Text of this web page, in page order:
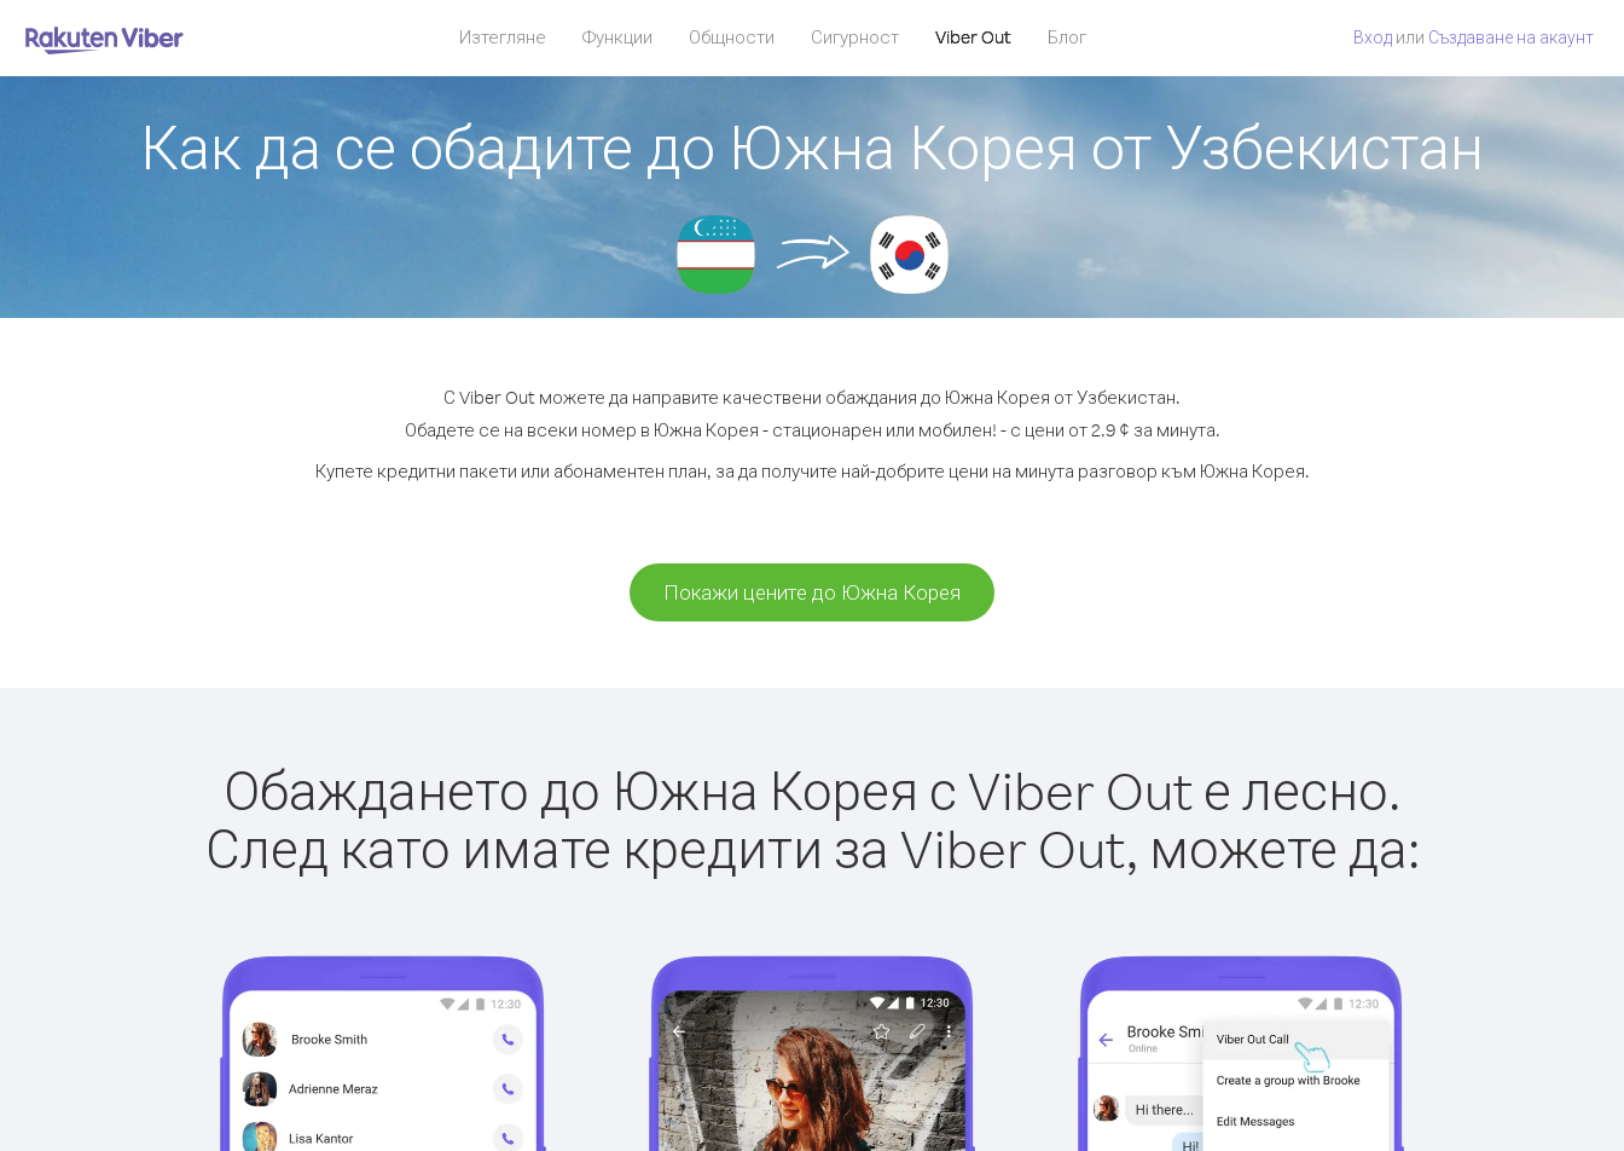
Изтегляне Функции Общности Сигурност Viber Out Блог Вход или Създаване на акаунт
Как да се обадите до Южна Корея от Узбекистан
С Viber Out можете да направите качествени обаждания до Южна Корея от Узбекистан.
Обадете се на всеки номер в Южна Корея - стационарен или мобилен! - с цени от 2.9 ¢ за минута.
Купете кредитни пакети или абонаментен план, за да получите най-добрите цени на минута разговор към Южна Корея.
Покажи цените до Южна Корея
Обаждането до Южна Корея с Viber Out е лесно.
След като имате кредити за Viber Out, можете да: